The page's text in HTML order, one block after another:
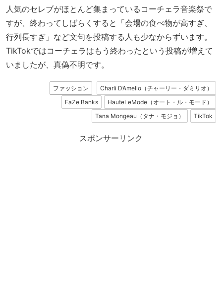
人気のセレブがほとんど集まっているコーチェラ音楽祭で
すが、終わってしばらくすると「会場の食べ物が高すぎ、
行列長すぎ」など文句を投稿する人も少なからずいます。
TikTokではコーチェラはもう終わったという投稿が増えて
いましたが、真偽不明です。
ファッション
Charli D’Amelio（チャーリー・ダミリオ）
FaZe Banks
HauteLeMode（オート・ル・モード）
Tana Mongeau（タナ・モジョ）
TikTok
スポンサーリンク